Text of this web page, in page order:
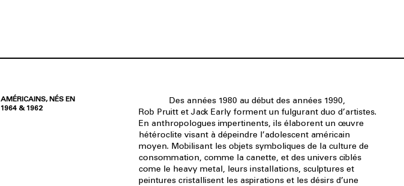
AMÉRICAINS, NÉS EN
1964 & 1962
Des années 1980 au début des années 1990,
Rob Pruitt et Jack Early forment un fulgurant duo d’artistes.
En anthropologues impertinents, ils élaborent un œuvre
hétéroclite visant à dépeindre l’adolescent américain
moyen. Mobilisant les objets symboliques de la culture de
consommation, comme la canette, et des univers ciblés
come le heavy metal, leurs installations, sculptures et
peintures cristallisent les aspirations et les désirs d’une